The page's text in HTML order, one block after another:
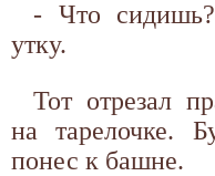
- Что
утку.
Тот отрезал
на тарелочке.
понес к башне.